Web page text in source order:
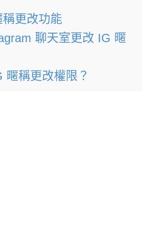
更改功能
聊天室更改 IG 暱
暱稱更改權限？